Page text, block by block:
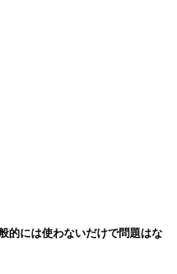
的には使わないだけで問題はな